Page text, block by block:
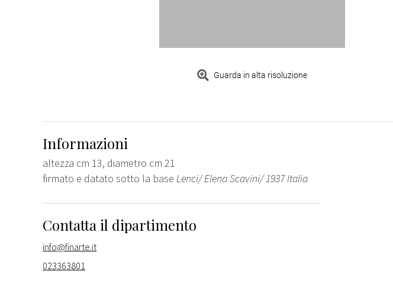
Guarda in alta risoluzione
Informazioni
altezza cm 13, diametro cm 21
firmato e datato sotto la base Lenci/ Elena Scavini/ 1937 Italia
Contatta il dipartimento
info@finarte.it
023363801